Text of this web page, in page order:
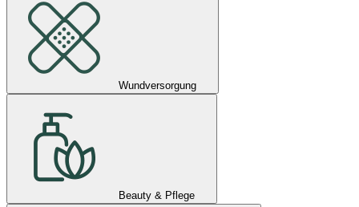
Wundversorgung
Beauty & Pflege